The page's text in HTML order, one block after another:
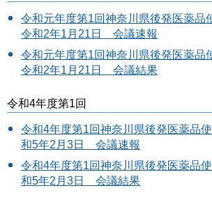
令和元年度第1回神奈川県後発医薬
令和2年1月21日 会議速報
令和元年度第1回神奈川県後発医薬
令和2年1月21日 会議結果
令和4年度第1回
令和4年度第1回神奈川県後発医薬品
和5年2月3日 会議速報
令和4年度第1回神奈川県後発医薬品
和5年2月3日 会議結果